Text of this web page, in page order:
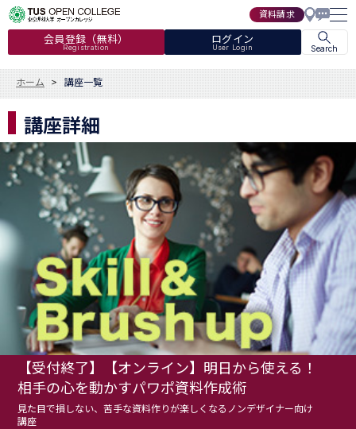
資料請求
会員登録（無料）
Registration
ログイン
User Login Search
ホーム 講座一覧
講座詳細
【受付終了】【オンライン】明日から使える！
相手の心を動かすパワポ資料作成術
見た目で損しない、苦手な資料作りが楽しくなるノンデザイナー向け
講座